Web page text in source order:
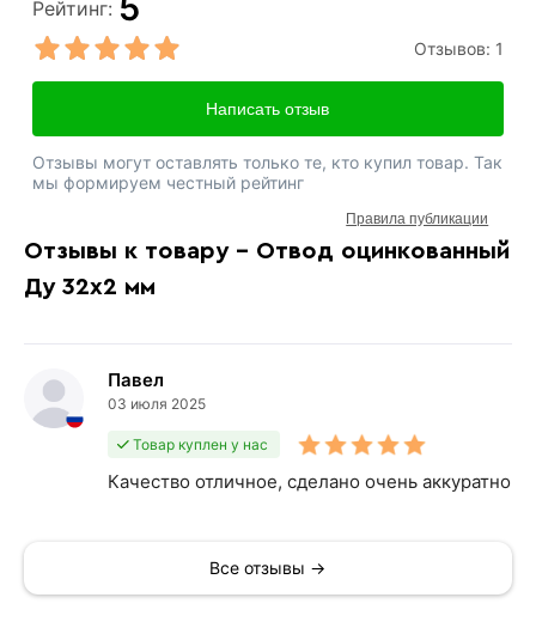
Отзывы к товару - Отвод оцинкованный
Ду 32х2 мм
Павел
03 июля 2025
Товар куплен у нас
Качество отличное, сделано очень аккуратно
Все отзывы →
Рейтинг:
Отзывов: 1
Написать отзыв
Отзывы могут оставлять только те, кто купил товар. Так
мы формируем честный рейтинг
Правила публикации